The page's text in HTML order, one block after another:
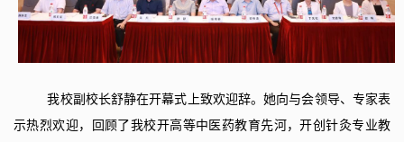
我校副校长舒静在开幕式上致欢迎辞。她向与会领导、专家表
示热烈欢迎，回顾了我校开高等中医药教育先河，开创针灸专业教